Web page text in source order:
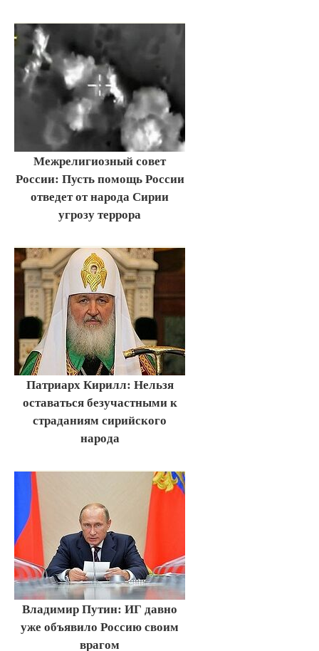
Межрелигиозный совет
России: Пусть помощь России
отведет от народа Сирии
угрозу террора
Патриарх Кирилл: Нельзя
оставаться безучастными к
страданиям сирийского
народа
Владимир Путин: ИГ давно
уже объявило Россию своим
врагом